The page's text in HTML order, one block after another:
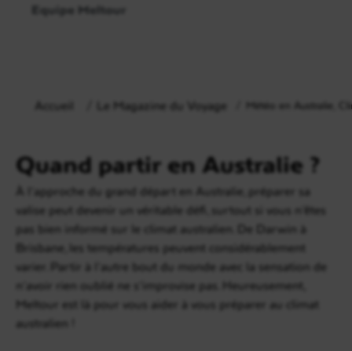
Equipe Meltour
Accueil Le Magazine du Voyage Météo en Australie,
Quand partir en Australie ?
À l’approche du grand départ en Australie, préparer sa
valise peut devenir un véritable défi, surtout si vous n’êtes
pas bien informé sur le climat australien. De Darwin à
Brisbane, les températures peuvent considérablement
varier. Partir à l’autre bout du monde avec la sensation de
n’avoir rien oublié ne s’improvise pas. Heureusement,
Meltour est là pour vous aider à vous préparer au climat
australien !